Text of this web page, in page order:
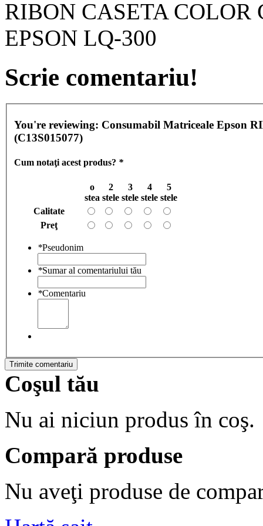
RIBON CASETA COLOR
EPSON LQ-300
Scrie comentariu!
You're reviewing: Consumabil Matriceale Epson
(C13S015077)
Cum notaţi acest produs? *
o
stea
2
stele
3
stele
4
stele
5
stele
Calitate
Preţ
*Pseudonim
*Sumar al comentariului tău
*Comentariu
Trimite comentariu
Coşul tău
Nu ai niciun produs în coş.
Compară produse
Nu aveţi produse de